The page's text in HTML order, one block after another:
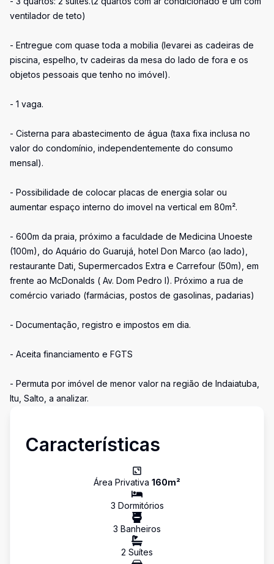
ventilador de teto)
- Entregue com quase toda a mobilia (levarei as cadeiras de
piscina, espelho, tv cadeiras da mesa do lado de fora e os
objetos pessoais que tenho no imóvel).
- 1 vaga.
- Cisterna para abastecimento de água (taxa fixa inclusa no
valor do condomínio, independentemente do consumo
mensal).
- Possibilidade de colocar placas de energia solar ou
aumentar espaço interno do imovel na vertical em 80m².
- 600m da praia, próximo a faculdade de Medicina Unoeste
(100m), do Aquário do Guarujá, hotel Don Marco (ao lado),
restaurante Dati, Supermercados Extra e Carrefour (50m), em
frente ao McDonalds ( Av. Dom Pedro I). Próximo a rua de
comércio variado (farmácias, postos de gasolinas, padarias)
- Documentação, registro e impostos em dia.
- Aceita financiamento e FGTS
- Permuta por imóvel de menor valor na região de Indaiatuba,
Itu, Salto, a analizar.
Características
Área Privativa 160m²
3 Dormitórios
3 Banheiros
2 Suítes